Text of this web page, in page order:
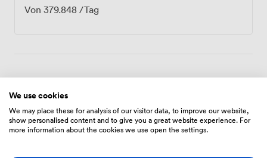
Von 379.848 /Tag
Ausstattungen
We use cookies
We may place these for analysis of our visitor data, to improve our website,
show personalised content and to give you a great website experience. For
more information about the cookies we use open the settings.